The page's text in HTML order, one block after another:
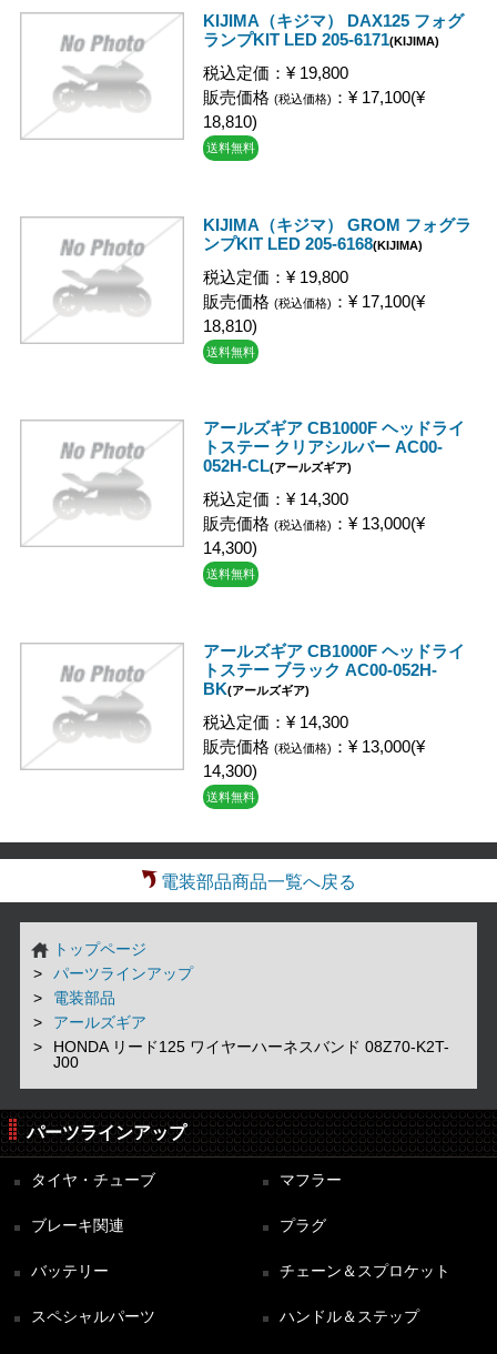
KIJIMA（キジマ） DAX125 フォグ
ランプKIT LED 205-6171(KIJIMA)
税込定価：¥ 19,800
販売価格 (税込価格) ：¥ 17,100(¥
18,810)
送料無料
KIJIMA（キジマ） GROM フォグラ
ンプKIT LED 205-6168(KIJIMA)
税込定価：¥ 19,800
販売価格 (税込価格) ：¥ 17,100(¥
18,810)
送料無料
アールズギア CB1000F ヘッドライ
トステー クリアシルバー AC00-
052H-CL(アールズギア)
税込定価：¥ 14,300
販売価格 (税込価格) ：¥ 13,000(¥
14,300)
送料無料
アールズギア CB1000F ヘッドライ
トステー ブラック AC00-052H-
BK(アールズギア)
税込定価：¥ 14,300
販売価格 (税込価格) ：¥ 13,000(¥
14,300)
送料無料
電装部品商品一覧へ戻る
トップページ
パーツラインアップ
電装部品
アールズギア
HONDA リード125 ワイヤーハーネスバンド 08Z70-K2T-
J00
パーツラインアップ
タイヤ・チューブ マフラー
ブレーキ関連 プラグ
バッテリー チェーン＆スプロケット
スペシャルパーツ ハンドル＆ステップ